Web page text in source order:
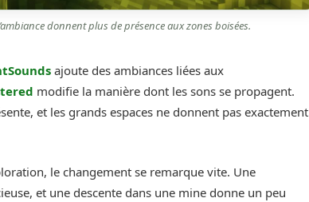
donnent plus de présence aux zones boisées.
ajoute des ambiances liées aux
modifie la manière dont les sons se propagent.
et les grands espaces ne donnent pas exactement
le changement se remarque vite. Une
et une descente dans une mine donne un peu